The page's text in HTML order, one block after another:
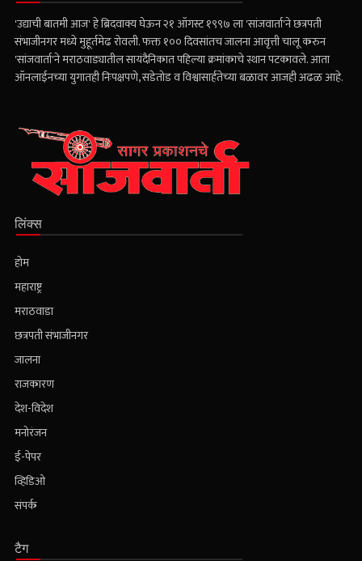
'उद्याची बातमी आज' हे ब्रिदवाक्य घेऊन २१ ऑगस्ट १९९७ ला 'सांजवार्ता'ने छत्रपती
संभाजीनगर मध्ये मुहूर्तमेढ रोवली. फक्त १०० दिवसांतच जालना आवृत्ती चालू करुन
'सांजवार्ता'ने मराठवाड्यातील सायंदैनिकात पहिल्या क्रमांकाचे स्थान पटकावले. आता
ऑनलाईनच्या युगातही निःपक्षपणे, सडेतोड व विश्वासार्हतेच्या बळावर आजही अढळ आहे.
लिंक्स
होम
महाराष्ट्र
मराठवाडा
छत्रपती संभाजीनगर
जालना
राजकारण
देश-विदेश
मनोरंजन
ई-पेपर
व्हिडिओ
संपर्क
टैग